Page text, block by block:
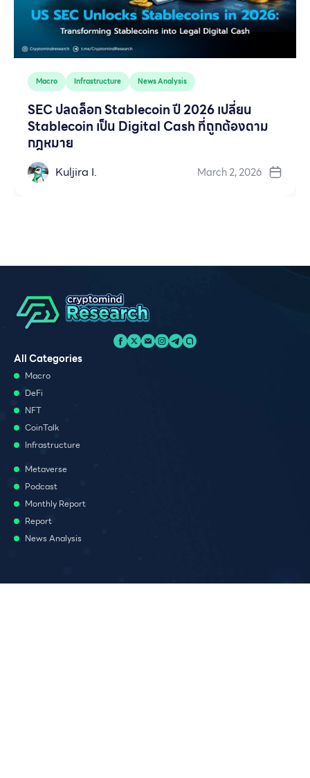
Macro Infrastructure News Analysis
SEC ปลดล็อก Stablecoin ปี 2026 เปลี่ยน
Stablecoin เป็น Digital Cash ที่ถูกต้องตาม
กฎหมาย
Kuljira I. March 2, 2026
All Categories
Macro
DeFi
NFT
CoinTalk
Infrastructure
Metaverse
Podcast
Monthly Report
Report
News Analysis